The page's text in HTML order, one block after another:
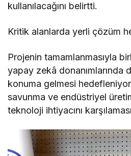
kullanılacağını belirtti.
Kritik alanlarda yerli çözüm
Projenin tamamlanmasıyla
yapay zekâ donanımlarında
konuma gelmesi
savunma ve endüstriyel
teknoloji ihtiyacını